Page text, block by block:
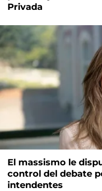
Privada
El massismo le
control del debate
intendentes